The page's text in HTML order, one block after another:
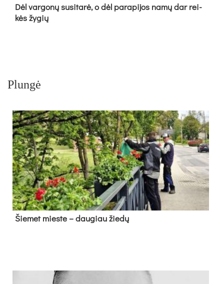
Dėl var­go­nų su­si­ta­rė, o dėl pa­ra­pi­jos na­mų dar rei­
kės žy­gių
Plungė
Šie­met mies­te – dau­giau žie­dų